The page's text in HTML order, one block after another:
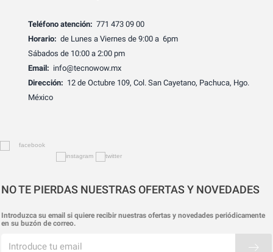
Teléfono atención: 771 473 09 00
Horario: de Lunes a Viernes de 9:00 a 6pm
Sábados de 10:00 a 2:00 pm
Email: info@tecnowow.mx
Dirección: 12 de Octubre 109, Col. San Cayetano, Pachuca, Hgo.
México
NO TE PIERDAS NUESTRAS OFERTAS Y NOVEDADES
Introduzca su email si quiere recibir nuestras ofertas y novedades periódicamente
en su buzón de correo.